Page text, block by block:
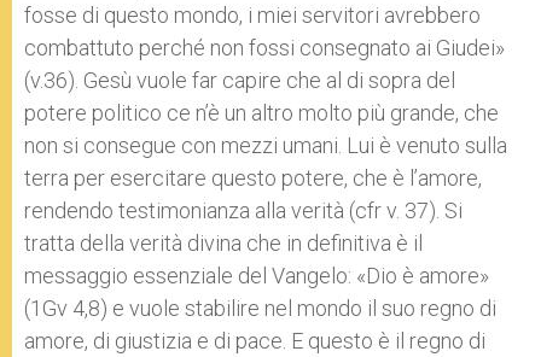
fosse di questo mondo, i miei servitori avrebbero
combattuto perché non fossi consegnato ai Giudei»
(v.36). Gesù vuole far capire che al di sopra del
potere politico ce n’è un altro molto più grande, che
non si consegue con mezzi umani. Lui è venuto sulla
terra per esercitare questo potere, che è l’amore,
rendendo testimonianza alla verità (cfr v. 37). Si
tratta della verità divina che in definitiva è il
messaggio essenziale del Vangelo: «Dio è amore»
(1Gv 4,8) e vuole stabilire nel mondo il suo regno di
amore, di giustizia e di pace. E questo è il regno di